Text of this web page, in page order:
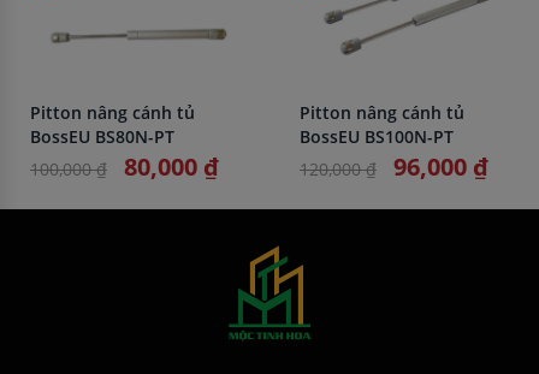
Pitton nâng cánh tủ
BossEU BS80N-PT
100,000 ₫
80,000 ₫
Pitton nâng cánh tủ
BossEU BS100N-PT
120,000 ₫
96,000 ₫